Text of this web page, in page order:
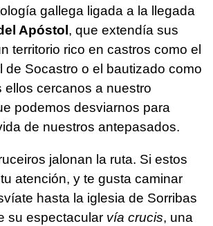
gallega ligada a la llegada
Apóstol , que extendía sus
territorio rico en castros como el
de Socastro o el bautizado como
ellos cercanos a nuestro
podemos desviarnos para
de nuestros antepasados.
jalonan la ruta. Si estos
atención, y te gusta caminar
hasta la iglesia de Sorribas
su espectacular vía crucis, una